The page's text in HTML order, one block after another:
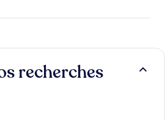
recherches